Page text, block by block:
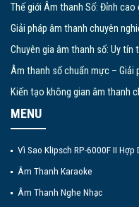
Thế giới Âm thanh Số: Đỉnh
Giải pháp âm thanh chuyên
Chuyên gia âm thanh số: Uy tín
Âm thanh số chuẩn mực – Giải
Kiến tạo không gian âm thanh
MENU
Vì Sao Klipsch RP-6000F II
Âm Thanh Karaoke
Âm Thanh Nghe Nhạc